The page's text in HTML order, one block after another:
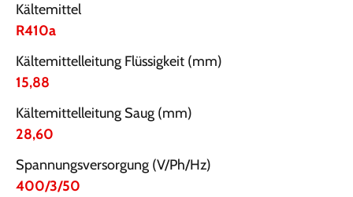
Kältemittel
R410a
Kältemittelleitung Flüssigkeit (mm)
15,88
Kältemittelleitung Saug (mm)
28,60
Spannungsversorgung (V/Ph/Hz)
400/3/50